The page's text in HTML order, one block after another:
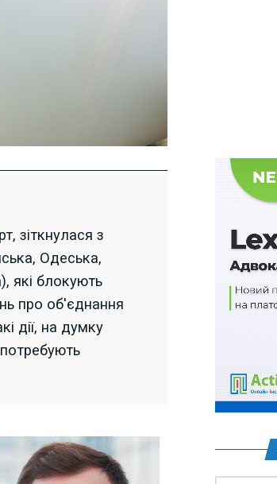
зіткнулася з
Одеська,
які блокують
про об'єднання
дії, на думку